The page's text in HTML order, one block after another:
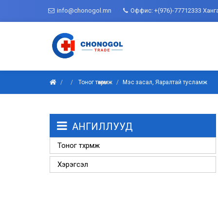
info@chonogol.mn Оффис: +(976)-77712333
Тоног төхөөрөмж Мэс засал, Яаралтай тусламж
АНГИЛЛУУД
Тоног төхөөрөмж
Хэрэгсэл